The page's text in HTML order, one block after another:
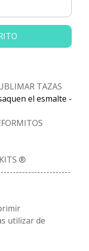
TAZAS
el esmalte -
®
utilizar de